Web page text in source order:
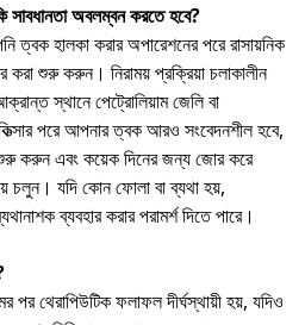
সাবধানতা অবলম্বন করতে হবে?
ত্বক হালকা করার অপারেশনের পরে রাসায়নিক
শুরু করুন। নিরাময় প্রক্রিয়া চলাকালীন
স্থানে পেট্রোলিয়াম জেলি বা
পরে আপনার ত্বক আরও সংবেদনশীল হবে,
শুরু করুন এবং কয়েক দিনের জন্য জোর করে
চলুন। যদি কোন ফোলা বা ব্যথা হয়,
ব্যবহার করার পরামর্শ দিতে পারে।
পর থেরাপিউটিক ফলাফল দীর্ঘস্থায়ী হয়, যদিও